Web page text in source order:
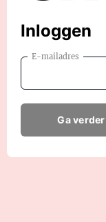
Inloggen
E-mailadres
Ga verder